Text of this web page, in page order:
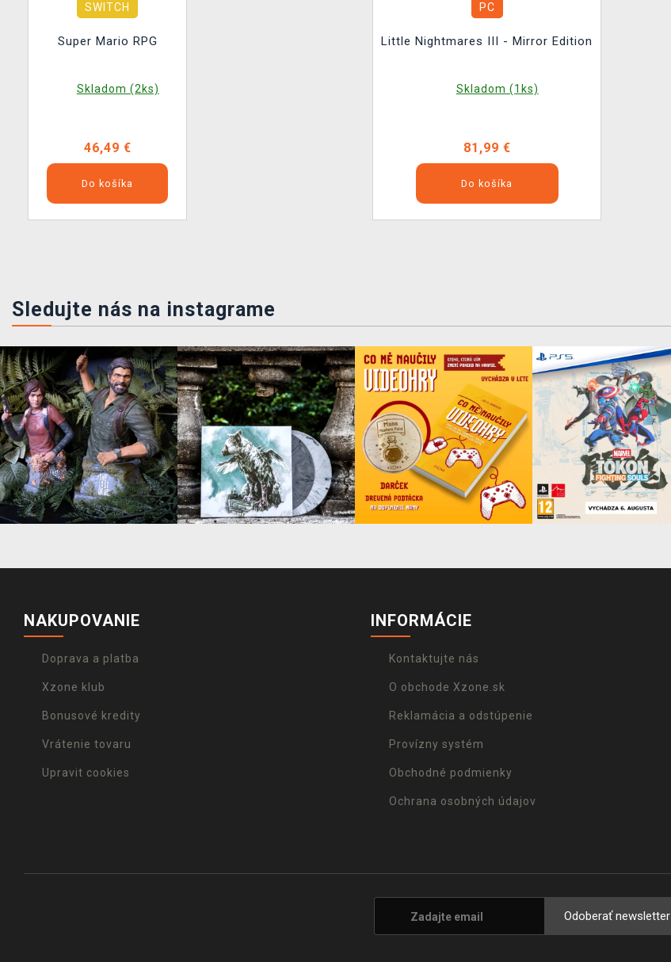
SWITCH
Super Mario RPG
Skladom (2ks)
46,49 €
Do košíka
PC
Little Nightmares III - Mirror Edition
Skladom (1ks)
81,99 €
Do košíka
Sledujte nás na instagrame
NAKUPOVANIE
Doprava a platba
Xzone klub
Bonusové kredity
Vrátenie tovaru
Upravit cookies
INFORMÁCIE
Kontaktujte nás
O obchode Xzone.sk
Reklamácia a odstúpenie
Provízny systém
Obchodné podmienky
Ochrana osobných údajov
Odoberať newsletter